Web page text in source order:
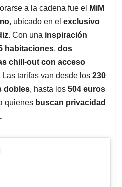
a la cadena fue el
MiM
, ubicado en el exclusivo
. Con una inspiración
habitaciones, dos
chill-out con acceso
Las tarifas van desde los 230
dobles, hasta los 504 euros
quienes buscan privacidad
.